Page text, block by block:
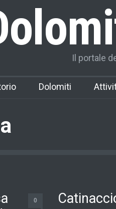
Il portale
Dolomiti
0